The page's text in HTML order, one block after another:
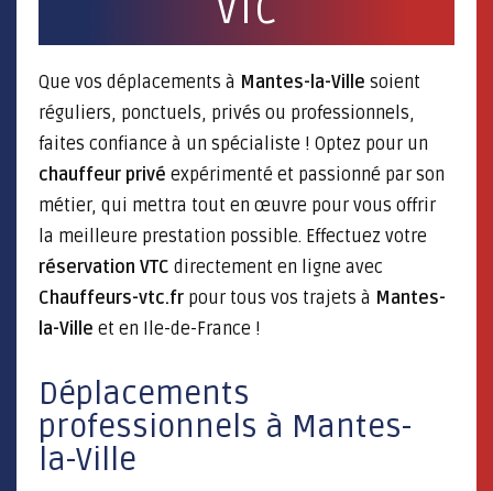
VTC
Que vos déplacements à Mantes-la-Ville soient
réguliers, ponctuels, privés ou professionnels,
faites confiance à un spécialiste ! Optez pour un
chauffeur privé expérimenté et passionné par son
métier, qui mettra tout en œuvre pour vous offrir
la meilleure prestation possible. Effectuez votre
réservation VTC directement en ligne avec
Chauffeurs-vtc.fr pour tous vos trajets à Mantes-
la-Ville et en Ile-de-France !
Déplacements
professionnels à Mantes-
la-Ville